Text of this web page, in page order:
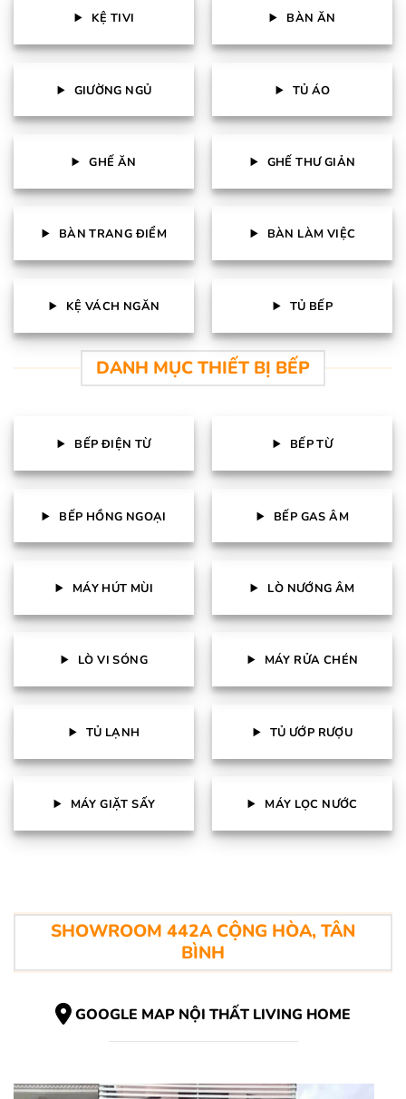
KỆ TIVI BÀN ĂN
GIƯỜNG NGỦ TỦ ÁO
GHẾ ĂN GHẾ THƯ GIẢN
BÀN TRANG ĐIỂM BÀN LÀM VIỆC
KỆ VÁCH NGĂN TỦ BẾP
DANH MỤC THIẾT BỊ BẾP
BẾP ĐIỆN TỪ BẾP TỪ
BẾP HỒNG NGOẠI BẾP GAS ÂM
MÁY HÚT MÙI LÒ NƯỚNG ÂM
LÒ VI SÓNG MÁY RỬA CHÉN
TỦ LẠNH TỦ ƯỚP RƯỢU
MÁY GIẶT SẤY MÁY LỌC NƯỚC
SHOWROOM 442A CỘNG HÒA, TÂN
BÌNH
GOOGLE MAP NỘI THẤT LIVING HOME